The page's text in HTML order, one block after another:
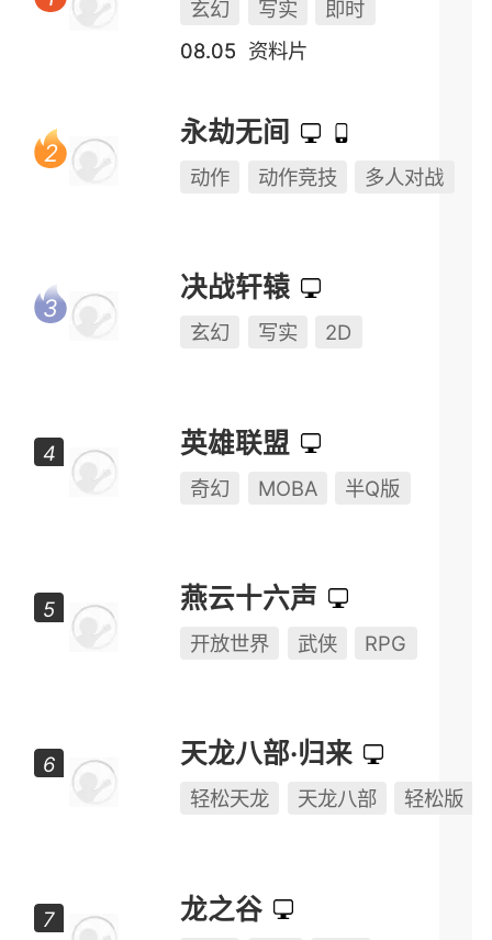
玄幻 写实
即时
08.05 资料片
永劫无间
动作 动作竞技 多人对战
决战轩辕
玄幻 写实 2D
英雄联盟
奇幻 MOBA 半Q版
燕云十六声
开放世界 武侠 RPG
天龙八部·归来
轻松天龙 天龙八部 轻松版
龙之谷